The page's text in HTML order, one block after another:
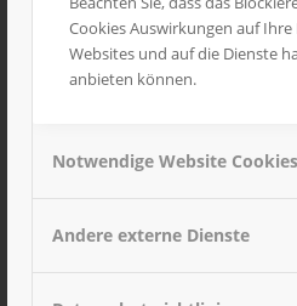
Cookies Auswirkungen auf
Websites und auf die Dienste
anbieten können.
Notwendige Website Cookies
Andere externe Dienste